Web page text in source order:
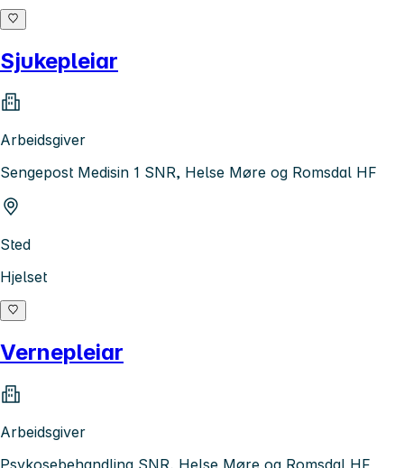
Sjukepleiar
Arbeidsgiver
Sengepost Medisin 1 SNR, Helse Møre og Romsdal HF
Sted
Hjelset
Vernepleiar
Arbeidsgiver
Psykosebehandling SNR, Helse Møre og Romsdal HF